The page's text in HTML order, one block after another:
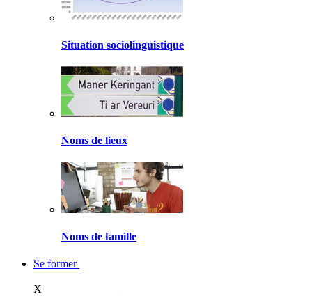
Situation sociolinguistique
Noms de lieux
Noms de famille
Se former
X